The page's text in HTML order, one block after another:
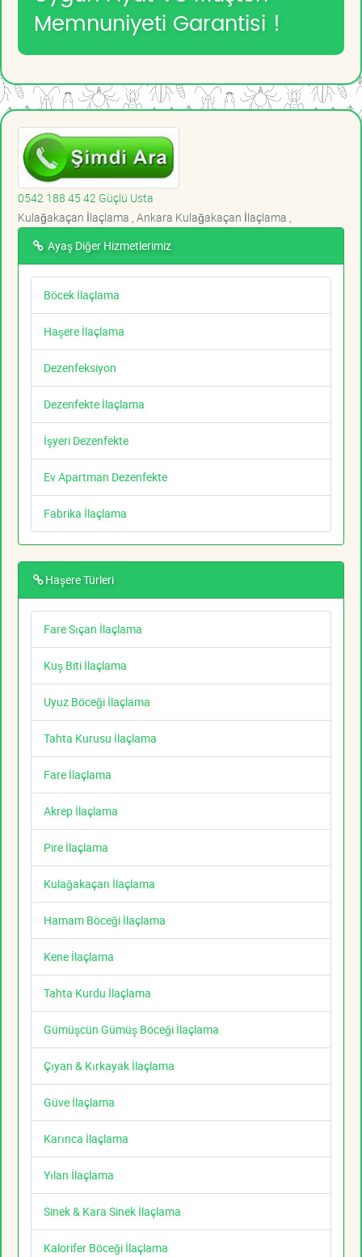
Memnuniyeti Garantisi !
0542 188 45 42 Güçlü Usta
Kulağakaçan İlaçlama , Ankara Kulağakaçan İlaçlama ,
Ayaş Diğer Hizmetlerimiz
Böcek İlaçlama
Haşere İlaçlama
Dezenfeksiyon
Dezenfekte İlaçlama
İşyeri Dezenfekte
Ev Apartman Dezenfekte
Fabrika İlaçlama
Haşere Türleri
Fare Sıçan İlaçlama
Kuş Biti İlaçlama
Uyuz Böceği İlaçlama
Tahta Kurusu İlaçlama
Fare İlaçlama
Akrep İlaçlama
Pire İlaçlama
Kulağakaçan İlaçlama
Hamam Böceği İlaçlama
Kene İlaçlama
Tahta Kurdu İlaçlama
Gümüşcün Gümüş Böceği İlaçlama
Çıyan & Kırkayak İlaçlama
Güve İlaçlama
Karınca İlaçlama
Yılan İlaçlama
Sinek & Kara Sinek İlaçlama
Kalorifer Böceği İlaçlama